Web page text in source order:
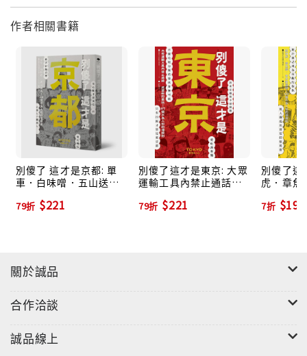
年），每位縣民的平均所得也來到了全日本第三名（總
務省 二○一○年度統計），失業率也是倒數第四名（總務
省 二○一二年平均）！不過，或許是過於得天獨厚，住
在這裡的人們也不太懂得「宣傳自己」，有些地區還常
被揶揄「競爭意識薄弱」或「故步自封」……。不對，
就算看似如此仍保有「不焦慮的內心」才是靜岡這塊土
地的風格。
「不焦慮」的同義語就是「從容」，靜岡是一塊夾在東
京、名古屋、大阪之間，需要單獨討論的土地。「將主
舞台交給東京，其餘就以原創性突顯自我的一塊土地」
－－在直擊靜岡魅力的《d design travel
殊性！沒想到，靜岡是個性如此鮮明的角色啊？算了，
自己的節奏過生活。本書也將順著這股節奏，步調緩～
項非靜岡人想要了解靜岡縣的多元性以及靜岡人的工
作者相關書籍
別傻了 這才是京都: 單
車．白味噌．五山送火
79折 $221
別傻了這才是東京: 大眾
運輸工具內禁止通話．
為人知的潛規則
79折 $221
別傻了這
虎．章魚
規則
7折 $196
關於誠品
合作洽談
誠品線上